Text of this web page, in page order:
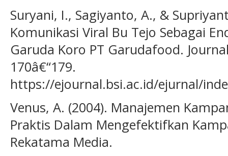
Suryani, I., Sagiyanto, A., &
Komunikasi Viral Bu Tejo Sebagai
Garuda Koro PT Garudafood.
170â€“179.
https://ejournal.bsi.ac.id/ejurnal/
Venus, A. (2004). Manajemen
Praktis Dalam Mengefektifkan
Rekatama Media.